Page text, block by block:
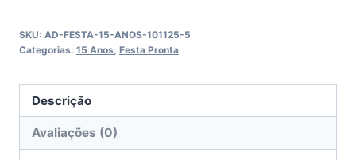
quantidade
SKU: AD-FESTA-15-ANOS-101125-5
Categorias: 15 Anos, Festa Pronta
Descrição
Avaliações (0)